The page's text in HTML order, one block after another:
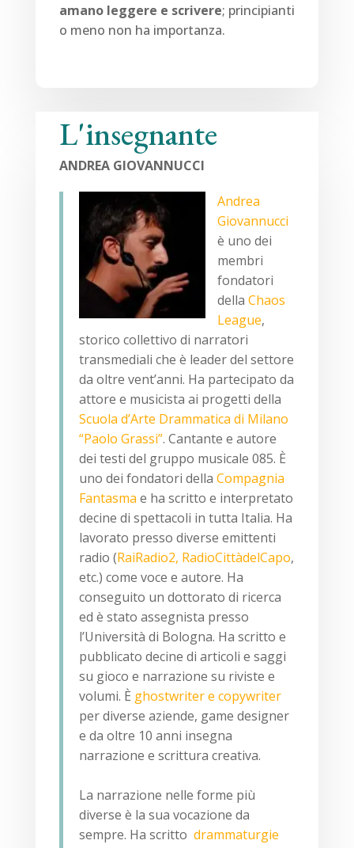
amano leggere e scrivere; principianti
o meno non ha importanza.
L'insegnante
ANDREA GIOVANNUCCI
Andrea
Giovannucci
è uno dei
membri
fondatori
della Chaos
League,
storico collettivo di narratori
transmediali che è leader del settore
da oltre vent’anni. Ha partecipato da
attore e musicista ai progetti della
Scuola d’Arte Drammatica di Milano
“Paolo Grassi”. Cantante e autore
dei testi del gruppo musicale 085. È
uno dei fondatori della Compagnia
Fantasma e ha scritto e interpretato
decine di spettacoli in tutta Italia. Ha
lavorato presso diverse emittenti
radio (RaiRadio2, RadioCittàdelCapo,
etc.) come voce e autore. Ha
conseguito un dottorato di ricerca
ed è stato assegnista presso
l’Università di Bologna. Ha scritto e
pubblicato decine di articoli e saggi
su gioco e narrazione su riviste e
volumi. È ghostwriter e copywriter
per diverse aziende, game designer
e da oltre 10 anni insegna
narrazione e scrittura creativa.
La narrazione nelle forme più
diverse è la sua vocazione da
sempre. Ha scritto drammaturgie